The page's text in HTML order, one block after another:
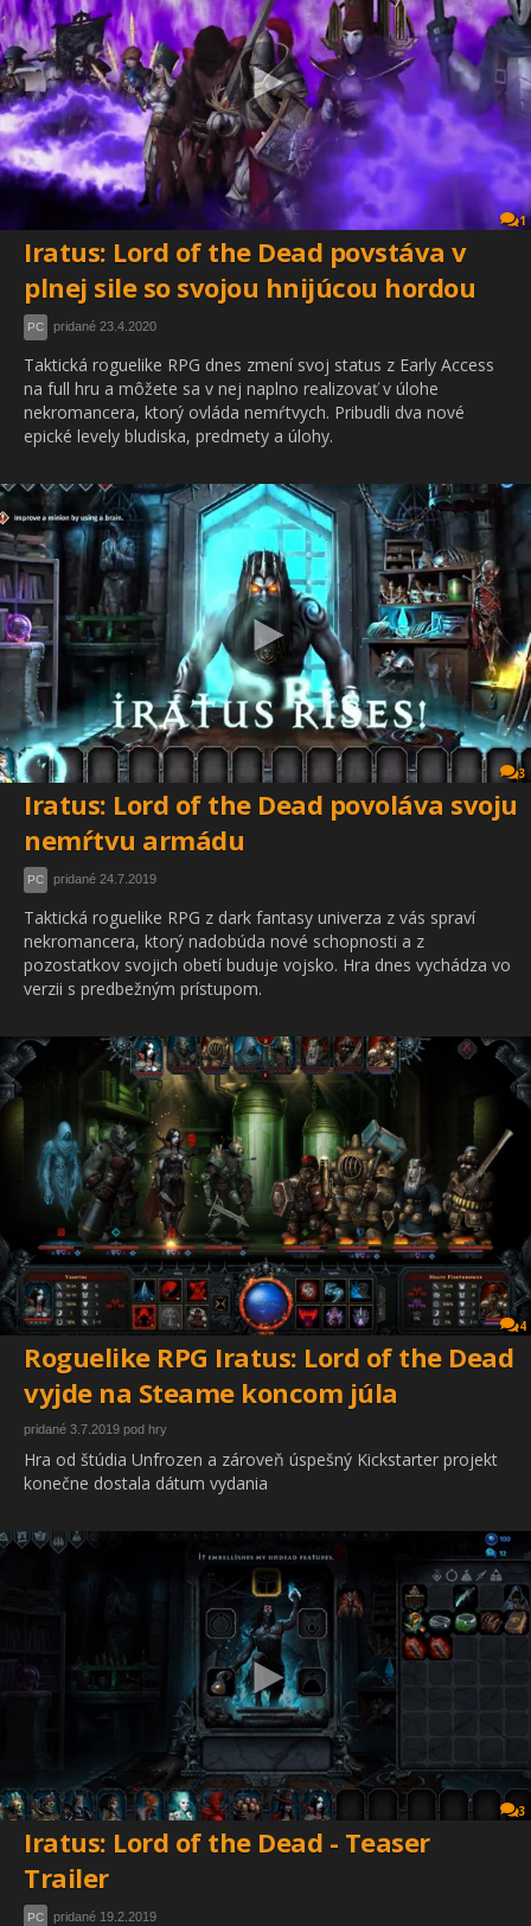
1
Iratus: Lord of the Dead povstáva v
plnej sile so svojou hnijúcou hordou
PC pridané 23.4.2020
Taktická roguelike RPG dnes zmení svoj status z Early Access
na full hru a môžete sa v nej naplno realizovať v úlohe
nekromancera, ktorý ovláda nemŕtvych. Pribudli dva nové
epické levely bludiska, predmety a úlohy.
3
Iratus: Lord of the Dead povoláva svoju
nemŕtvu armádu
PC pridané 24.7.2019
Taktická roguelike RPG z dark fantasy univerza z vás spraví
nekromancera, ktorý nadobúda nové schopnosti a z
pozostatkov svojich obetí buduje vojsko. Hra dnes vychádza vo
verzii s predbežným prístupom.
4
Roguelike RPG Iratus: Lord of the Dead
vyjde na Steame koncom júla
pridané 3.7.2019 pod hry
Hra od štúdia Unfrozen a zároveň úspešný Kickstarter projekt
konečne dostala dátum vydania
3
Iratus: Lord of the Dead - Teaser
Trailer
PC pridané 19.2.2019